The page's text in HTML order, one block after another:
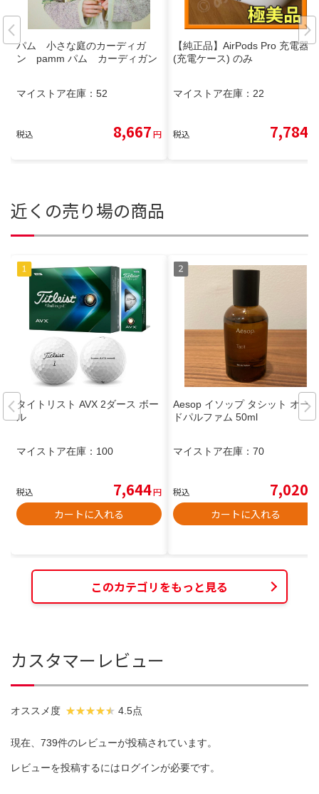
パム 小さな庭のカーディガ
ン pamm パム カーディガン
マイストア在庫： 52
税込 8,667円
【純正品】AirPods Pro 充電器
(充電ケース) のみ
マイストア在庫： 22
税込 7,784
近くの売り場の商品
タイトリスト AVX 2ダース ボー
ル
マイストア在庫： 100
税込 7,644円
カートに入れる
Aesop イソップ タシット オー
ドパルファム 50ml
マイストア在庫： 70
税込 7,020
カートに入れる
このカテゴリをもっと見る
カスタマーレビュー
オススメ度 4.5点
現在、739件のレビューが投稿されています。
レビューを投稿するにはログインが必要です。